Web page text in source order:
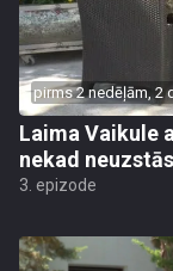
pirms 2 nedēļām, 2
Laima Vaikule
nekad
3. epizode